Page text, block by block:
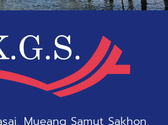
Mueang Samut Sakhon,